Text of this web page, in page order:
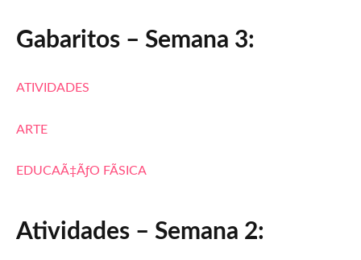
Gabaritos – Semana 3:
ATIVIDADES
ARTE
EDUCAÃ‡ÃƒO FÃSICA
Atividades – Semana 2: